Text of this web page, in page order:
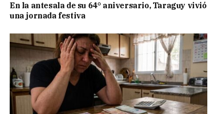
En la antesala de su 64° aniversario, Taraguy vivió
una jornada festiva